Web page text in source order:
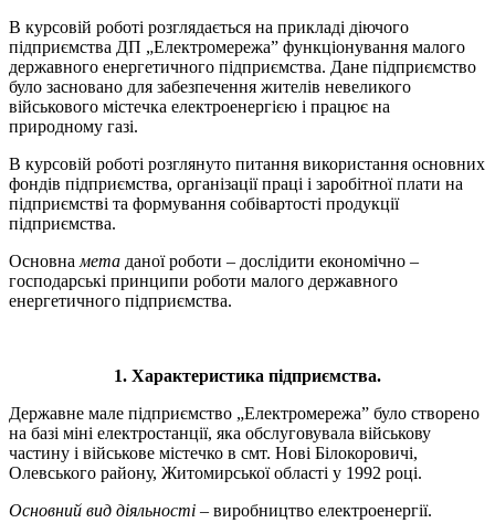
В курсовій роботі розглядається на прикладі діючого
підприємства ДП „Електромережа” функціонування малого
державного енергетичного підприємства. Дане підприємство
було засновано для забезпечення жителів невеликого
військового містечка електроенергією і працює на
природному газі.
В курсовій роботі розглянуто питання використання основних
фондів підприємства, організації праці і заробітної плати на
підприємстві та формування собівартості продукції
підприємства.
Основна мета даної роботи – дослідити економічно –
господарські принципи роботи малого державного
енергетичного підприємства.
1. Характеристика підприємства.
Державне мале підприємство „Електромережа” було створено
на базі міні електростанції, яка обслуговувала військову
частину і військове містечко в смт. Нові Білокоровичі,
Олевського району, Житомирської області у 1992 році.
Основний вид діяльності – виробництво електроенергії.